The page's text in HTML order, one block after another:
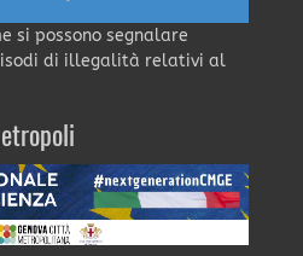
si possono segnalare
di illegalità relativi al